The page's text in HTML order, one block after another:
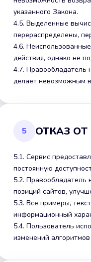
указанного Закона.
4.5. Выделенные
перераспределены,
4.6.
действия, однако не
4.7. Правообладатель
делает невозможным
5 ОТКАЗ ОТ
5.1. Сервис
постоянную
5.2. Правообладатель
позиций сайтов,
5.3. Все примеры,
информационный
5.4. Пользователь
изменений